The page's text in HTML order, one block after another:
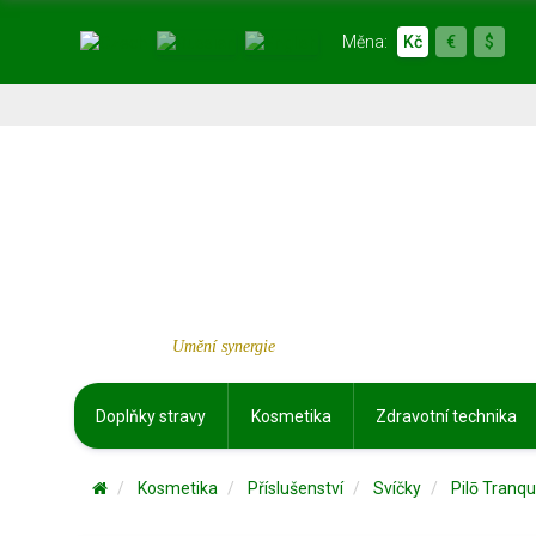
Měna: Kč € $
Umění synergie
Doplňky stravy Kosmetika Zdravotní technika
Kosmetika Příslušenství Svíčky Pilō